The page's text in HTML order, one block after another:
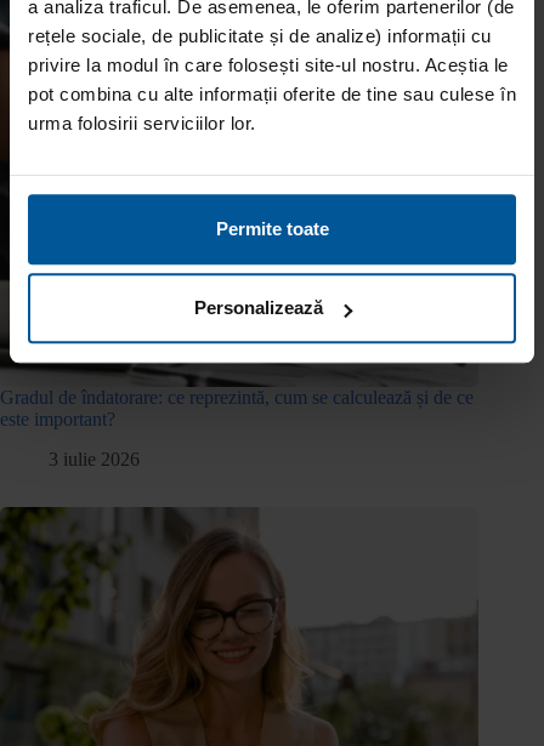
a analiza traficul. De asemenea, le oferim partenerilor (de
rețele sociale, de publicitate și de analize) informații cu
privire la modul în care folosești site-ul nostru. Aceștia le
pot combina cu alte informații oferite de tine sau culese în
urma folosirii serviciilor lor.
Permite toate
Personalizează
Gradul de îndatorare: ce reprezintă, cum se calculează și de ce
este important?
3 iulie 2026